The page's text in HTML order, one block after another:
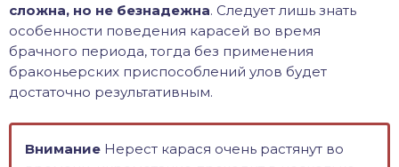
сложна, но не безнадежна. Следует лишь знать
особенности поведения карасей во время
брачного периода, тогда без применения
браконьерских приспособлений улов будет
достаточно результативным.
Внимание Нерест карася очень растянут во